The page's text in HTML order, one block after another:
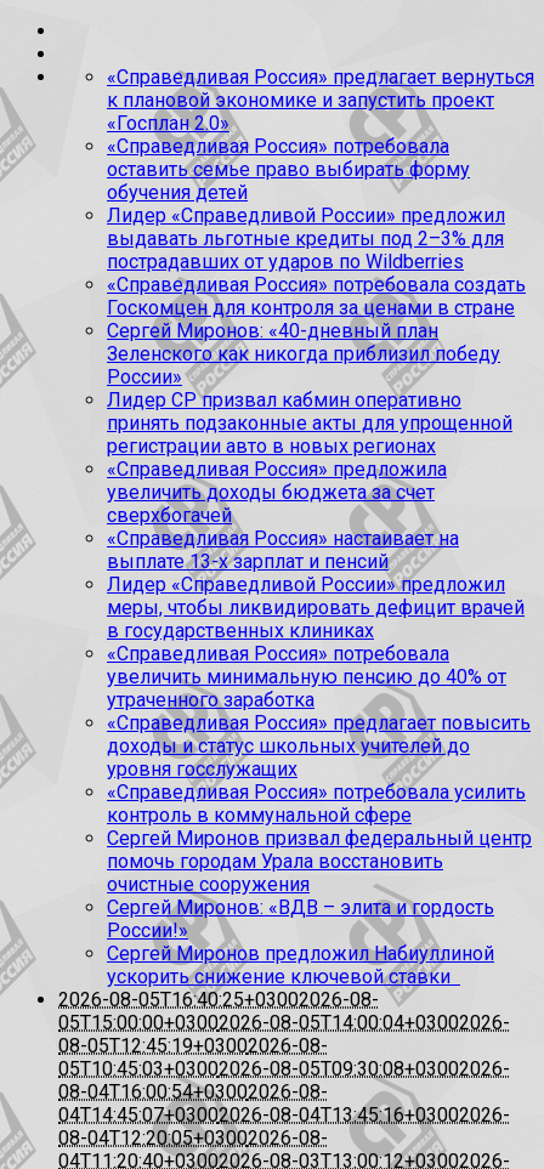
«Справедливая Россия» предлагает вернуться
к плановой экономике и запустить проект
«Госплан 2.0»
«Справедливая Россия» потребовала
оставить семье право выбирать форму
обучения детей
Лидер «Справедливой России» предложил
выдавать льготные кредиты под 2–3% для
пострадавших от ударов по Wildberries
«Справедливая Россия» потребовала создать
Госкомцен для контроля за ценами в стране
Сергей Миронов: «40-дневный план
Зеленского как никогда приблизил победу
России»
Лидер СР призвал кабмин оперативно
принять подзаконные акты для упрощенной
регистрации авто в новых регионах
«Справедливая Россия» предложила
увеличить доходы бюджета за счет
сверхбогачей
«Справедливая Россия» настаивает на
выплате 13-х зарплат и пенсий
Лидер «Справедливой России» предложил
меры, чтобы ликвидировать дефицит врачей
в государственных клиниках
«Справедливая Россия» потребовала
увеличить минимальную пенсию до 40% от
утраченного заработка
«Справедливая Россия» предлагает повысить
доходы и статус школьных учителей до
уровня госслужащих
«Справедливая Россия» потребовала усилить
контроль в коммунальной сфере
Сергей Миронов призвал федеральный центр
помочь городам Урала восстановить
очистные сооружения
Сергей Миронов: «ВДВ – элита и гордость
России!»
Сергей Миронов предложил Набиуллиной
ускорить снижение ключевой ставки
2026-08-05T16:40:25+03002026-08-
05T15:00:00+03002026-08-05T14:00:04+03002026-
08-05T12:45:19+03002026-08-
05T10:45:03+03002026-08-05T09:30:08+03002026-
08-04T16:00:54+03002026-08-
04T14:45:07+03002026-08-04T13:45:16+03002026-
08-04T12:20:05+03002026-08-
04T11:20:40+03002026-08-03T13:00:12+03002026-